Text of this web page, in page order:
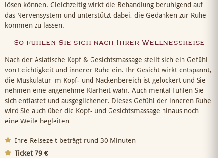
lösen können. Gleichzeitig wirkt die Behandlung beruhigend auf
das Nervensystem und unterstützt dabei, die Gedanken zur Ruhe
kommen zu lassen.
So fühlen Sie sich nach Ihrer Wellnessreise
Nach der Asiatische Kopf & Gesichtsmassage stellt sich ein Gefühl
von Leichtigkeit und innerer Ruhe ein. Ihr Gesicht wirkt entspannt,
die Muskulatur im Kopf- und Nackenbereich ist gelockert und Sie
nehmen eine angenehme Klarheit wahr. Auch mental fühlen Sie
sich entlastet und ausgeglichener. Dieses Gefühl der inneren Ruhe
wird Sie auch über die Kopf- und Gesichtsmassage hinaus noch
eine Weile begleiten.
Ihre Reisezeit beträgt rund 30 Minuten
Ticket 79 €